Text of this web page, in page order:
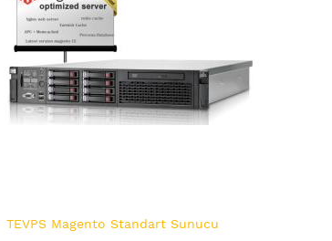
TEVPS Magento Standart Sunucu